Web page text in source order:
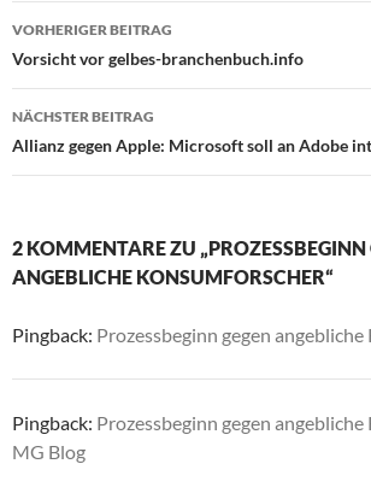
Beitragsnavigation
VORHERIGER BEITRAG
Vorsicht vor gelbes-branchenbuch.info
NÄCHSTER BEITRAG
Allianz gegen Apple: Microsoft soll an Adobe
2 KOMMENTARE ZU „PROZESSBEGINN
ANGEBLICHE KONSUMFORSCHER“
Pingback: Prozessbeginn gegen
Pingback: Prozessbeginn gegen
MG Blog